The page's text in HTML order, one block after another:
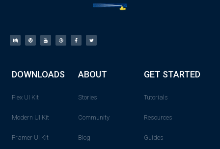
GET STARTED
Tutorials
Resources
Guides
ABOUT
Stories
Community
Blog
DOWNLOADS
Flex UI Kit
Modern UI Kit
Framer UI Kit